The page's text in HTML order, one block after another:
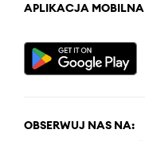
APLIKACJA MOBILNA
OBSERWUJ NAS NA: